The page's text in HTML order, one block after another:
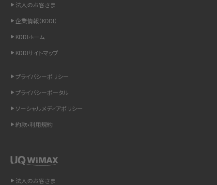
LINEの引き継ぎ方法は？対象データや事前準備・条件・注意点などを解説
非通知設定とは？184で電話をかける方法やiPhone・Androidの設定を解説
iCloudの使用容量を減らす9つの方法！使用状況の確認手順も紹介
リプライ機能とは？LINE、X（旧Twitter）、Instagram、TikTokで送る方法を解説
法人のお客さま
企業情報（KDDI）
KDDIホーム
KDDIサイトマップ
プライバシーポリシー
プライバシーポータル
ソーシャルメディアポリシー
約款•利用規約
法人のお客さま